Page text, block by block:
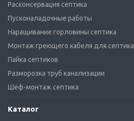
Расконсервация септика
Пусконаладочные работы
Наращивание горловины септика
Монтаж греющего кабеля для септика
Пайка септиков
Разморозка труб канализации
Шеф-монтаж септика
Каталог